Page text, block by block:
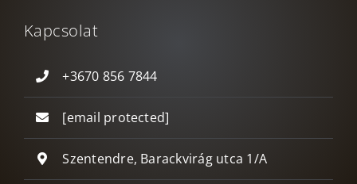
Kapcsolat
+3670 856 7844
[email protected]
Szentendre, Barackvirág utca 1/A